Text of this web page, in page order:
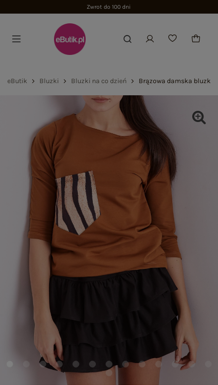
Zwrot do 100 dni
eButik Bluzki Bluzki na co dzień Brązowa damska bluzka